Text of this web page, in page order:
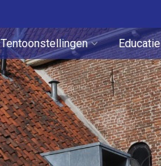
Tentoonstellingen Educatie